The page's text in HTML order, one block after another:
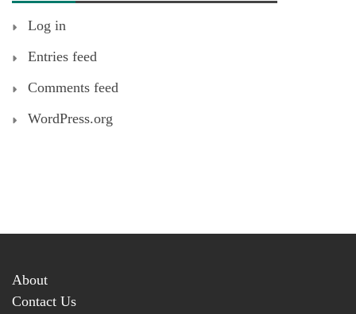
Log in
Entries feed
Comments feed
WordPress.org
About
Contact Us